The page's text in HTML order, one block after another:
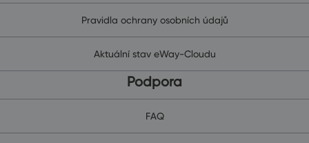
Pravidla ochrany osobních údajů
Aktuální stav eWay-Cloudu
Podpora
FAQ